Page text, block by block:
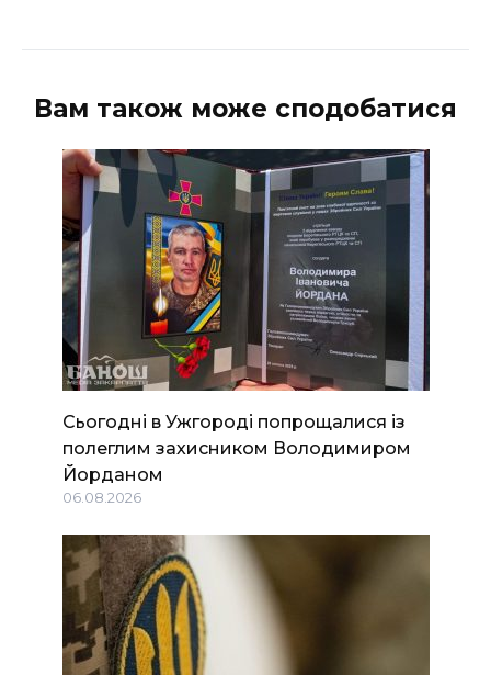
Вам також може сподобатися
Сьогодні в Ужгороді попрощалися із
полеглим захисником Володимиром
Йорданом
06.08.2026